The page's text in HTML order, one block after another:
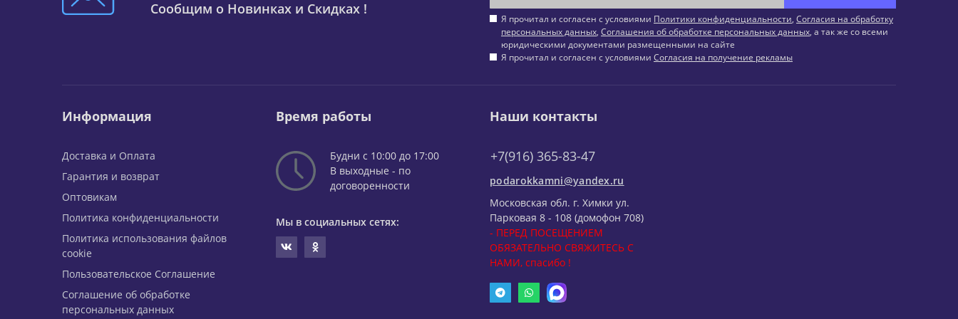
Сообщим о Новинках и Скидках !
Я прочитал и согласен с условиями Политики конфиденциальности, Согласия на обработку
персональных данных, Соглашения об обработке персональных данных, а так же со всеми
юридическими документами размещенными на сайте
Я прочитал и согласен с условиями Согласия на получение рекламы
Информация
Доставка и Оплата
Гарантия и возврат
Оптовикам
Политика конфиденциальности
Политика использования файлов
cookie
Пользовательское Соглашение
Соглашение об обработке
персональных данных
Время работы
Будни с 10:00 до 17:00
В выходные - по
договоренности
Мы в социальных сетях:
Наши контакты
+7(916) 365-83-47
podarokkamni@yandex.ru
Московская обл. г. Химки ул.
Парковая 8 - 108 (домофон 708)
- ПЕРЕД ПОСЕЩЕНИЕМ
ОБЯЗАТЕЛЬНО СВЯЖИТЕСЬ С
НАМИ, спасибо !